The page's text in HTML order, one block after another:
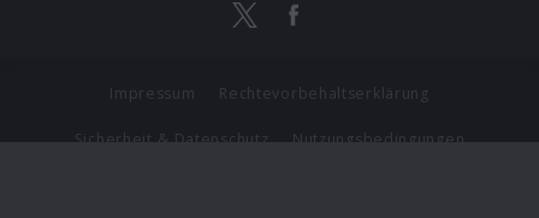
Impressum Rechtevorbehaltserklärung
Sicherheit & Datenschutz Nutzungsbedingungen